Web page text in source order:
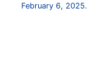
February 6, 2025.